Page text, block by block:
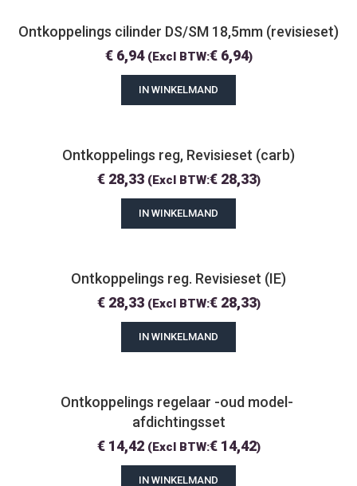
Ontkoppelings cilinder DS/SM 18,5mm (revisieset)
€6,94 (Excl BTW:€6,94)
IN WINKELMAND
Ontkoppelings reg, Revisieset (carb)
€28,33 (Excl BTW:€28,33)
IN WINKELMAND
Ontkoppelings reg. Revisieset (IE)
€28,33 (Excl BTW:€28,33)
IN WINKELMAND
Ontkoppelings regelaar -oud model-
afdichtingsset
€14,42 (Excl BTW:€14,42)
IN WINKELMAND